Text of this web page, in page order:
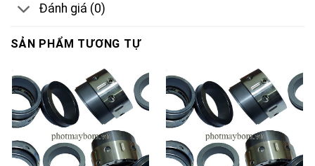
Đánh giá (0)
SẢN PHẨM TƯƠNG TỰ